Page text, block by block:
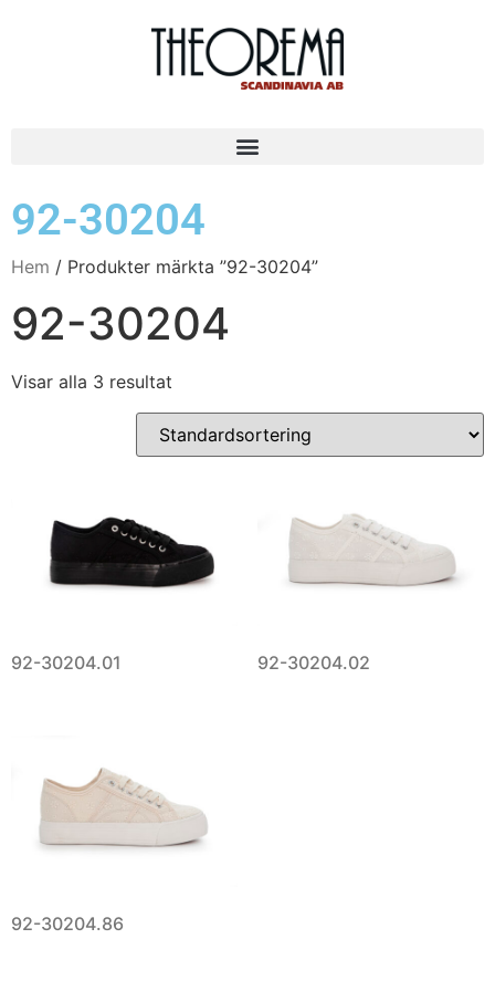
92-30204
Hem / Produkter märkta ”92-30204”
92-30204
Visar alla 3 resultat
92-30204.01 92-30204.02
92-30204.86